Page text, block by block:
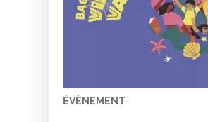
ÉVÈNEMENT